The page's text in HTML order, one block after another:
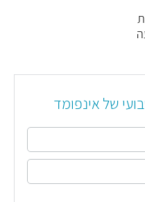
של אינפומד